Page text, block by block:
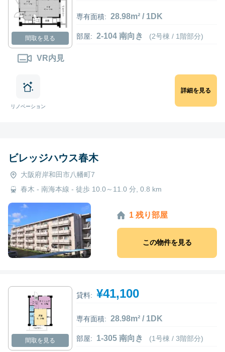
間取を見る
VR内見
専有面積: 28.98m² / 1DK
部屋: 2-104 南向き (2号棟 / 1階部分)
リノベーション
詳細を見る
ビレッジハウス春木
大阪府岸和田市八幡町7
春木 - 南海本線 - 徒歩 10.0～11.0 分, 0.8 km
1 残り部屋
この物件を見る
間取を見る
貸料: ¥41,100
専有面積: 28.98m² / 1DK
部屋: 1-305 南向き (1号棟 / 3階部分)